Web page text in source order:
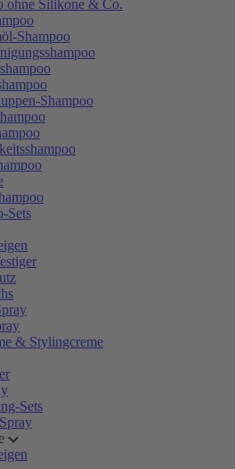
ohne Silikone & Co.
Shampoo
Shampoo
Sets
& Stylingcreme
Sets